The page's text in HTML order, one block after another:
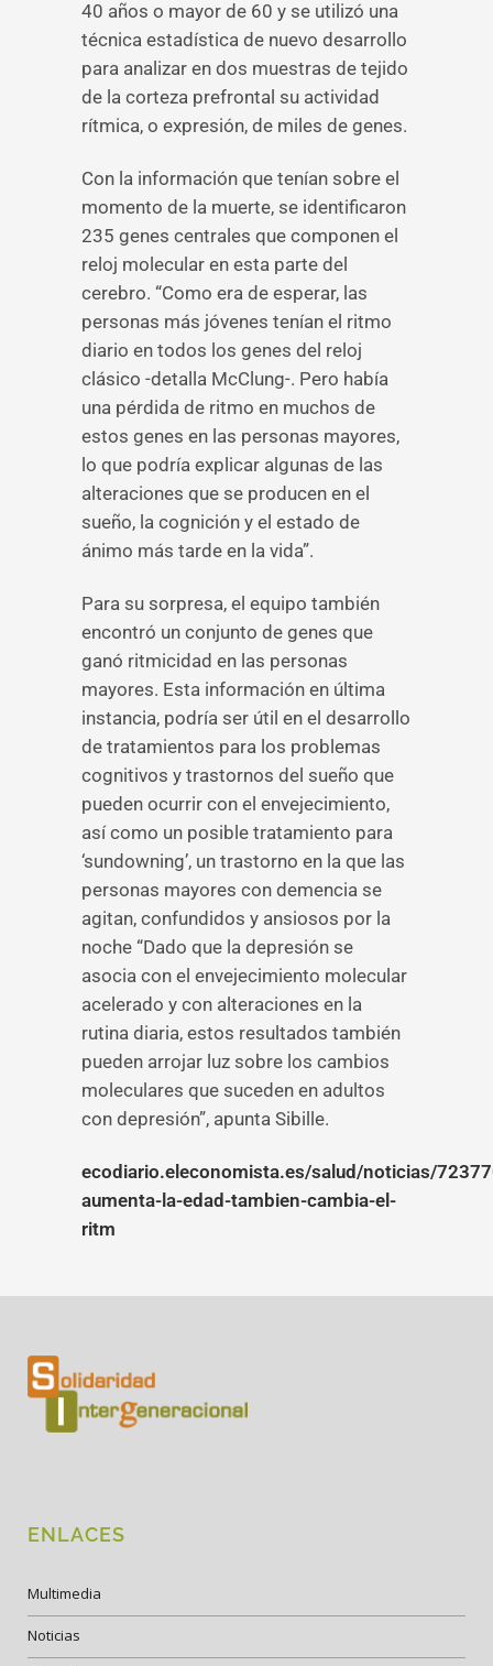
40 años o mayor de 60 y se utilizó una
técnica estadística de nuevo desarrollo
para analizar en dos muestras de tejido
de la corteza prefrontal su actividad
rítmica, o expresión, de miles de genes.
Con la información que tenían sobre el
momento de la muerte, se identificaron
235 genes centrales que componen el
reloj molecular en esta parte del
cerebro. “Como era de esperar, las
personas más jóvenes tenían el ritmo
diario en todos los genes del reloj
clásico -detalla McClung-. Pero había
una pérdida de ritmo en muchos de
estos genes en las personas mayores,
lo que podría explicar algunas de las
alteraciones que se producen en el
sueño, la cognición y el estado de
ánimo más tarde en la vida”.
Para su sorpresa, el equipo también
encontró un conjunto de genes que
ganó ritmicidad en las personas
mayores. Esta información en última
instancia, podría ser útil en el desarrollo
de tratamientos para los problemas
cognitivos y trastornos del sueño que
pueden ocurrir con el envejecimiento,
así como un posible tratamiento para
‘sundowning’, un trastorno en la que las
personas mayores con demencia se
agitan, confundidos y ansiosos por la
noche “Dado que la depresión se
asocia con el envejecimiento molecular
acelerado y con alteraciones en la
rutina diaria, estos resultados también
pueden arrojar luz sobre los cambios
moleculares que suceden en adultos
con depresión”, apunta Sibille.
ecodiario.eleconomista.es/salud/noticias/
aumenta-la-edad-tambien-cambia-el-
ritm
ENLACES
Multimedia
Noticias